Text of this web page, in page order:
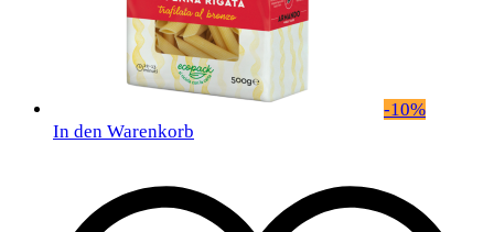
-10%
In den Warenkorb